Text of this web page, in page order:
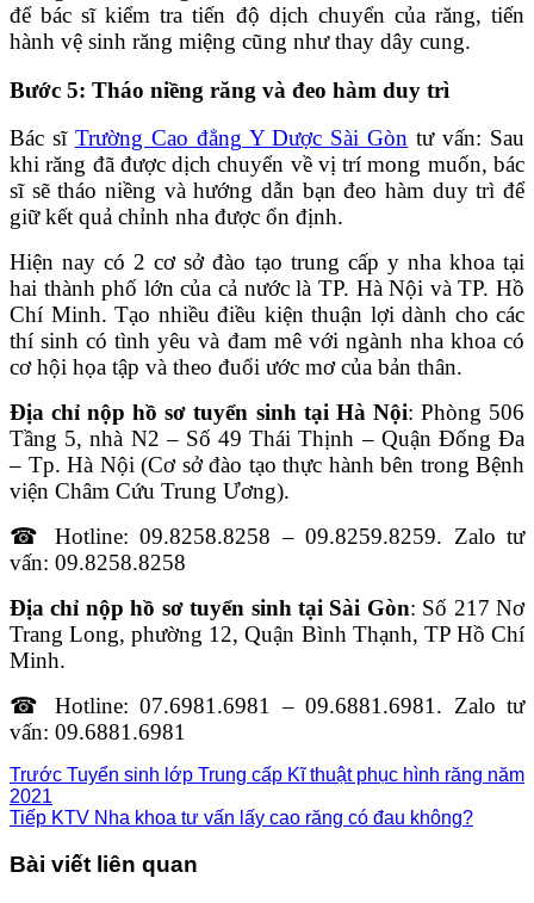
để bác sĩ kiểm tra tiến độ dịch chuyển của răng, tiến
hành vệ sinh răng miệng cũng như thay dây cung.
Bước 5: Tháo niềng răng và đeo hàm duy trì
Bác sĩ Trường Cao đẳng Y Dược Sài Gòn tư vấn: Sau
khi răng đã được dịch chuyển về vị trí mong muốn, bác
sĩ sẽ tháo niềng và hướng dẫn bạn đeo hàm duy trì để
giữ kết quả chỉnh nha được ổn định.
Hiện nay có 2 cơ sở đào tạo trung cấp y nha khoa tại
hai thành phố lớn của cả nước là TP. Hà Nội và TP. Hồ
Chí Minh. Tạo nhiều điều kiện thuận lợi dành cho các
thí sinh có tình yêu và đam mê với ngành nha khoa có
cơ hội họa tập và theo đuổi ước mơ của bản thân.
Địa chỉ nộp hồ sơ tuyển sinh tại Hà Nội: Phòng 506
Tầng 5, nhà N2 – Số 49 Thái Thịnh – Quận Đống Đa
– Tp. Hà Nội (Cơ sở đào tạo thực hành bên trong Bệnh
viện Châm Cứu Trung Ương).
☎ Hotline: 09.8258.8258 – 09.8259.8259. Zalo tư
vấn: 09.8258.8258
Địa chỉ nộp hồ sơ tuyển sinh tại Sài Gòn: Số 217 Nơ
Trang Long, phường 12, Quận Bình Thạnh, TP Hồ Chí
Minh.
☎ Hotline: 07.6981.6981 – 09.6881.6981. Zalo tư
vấn: 09.6881.6981
Trước Tuyển sinh lớp Trung cấp Kĩ thuật phục hình răng năm
2021
Tiếp KTV Nha khoa tư vấn lấy cao răng có đau không?
Bài viết liên quan